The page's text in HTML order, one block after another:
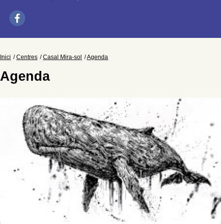
Inici Centres Casal Mira-sol Agenda
Agenda